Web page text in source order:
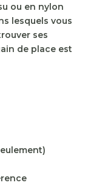
ou en nylon
lesquels vous
ses
de place est